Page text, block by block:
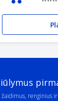
renginius